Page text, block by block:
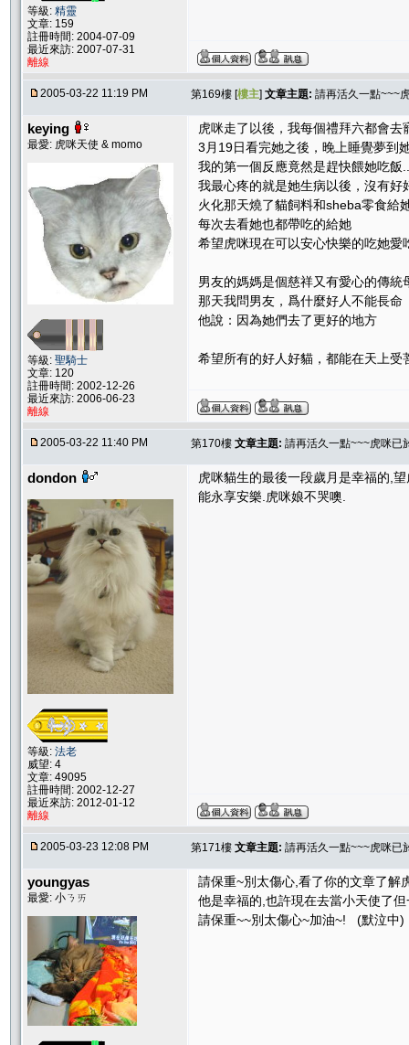
等級: 精靈
文章: 159
註冊時間: 2004-07-09
最近來訪: 2007-07-31
離線
2005-03-22 11:19 PM 第169樓 [樓主] 文章主題: 請再活久一點~~~
keying
最愛: 虎咪天使 & momo
等級: 聖騎士
文章: 120
註冊時間: 2002-12-26
最近來訪: 2006-06-23
離線
虎咪走了以後，我每個禮拜六都會去
3月19日看完她之後，晚上睡覺夢到
我的第一個反應竟然是趕快餵她吃飯
我最心疼的就是她生病以後，沒有好
火化那天燒了貓飼料和sheba零食給
每次去看她也都帶吃的給她
希望虎咪現在可以安心快樂的吃她愛
男友的媽媽是個慈祥又有愛心的傳
那天我問男友，爲什麼好人不能長命
他說：因為她們去了更好的地方
希望所有的好人好貓，都能在天上受
2005-03-22 11:40 PM 第170樓 文章主題: 請再活久一點~~~虎咪已
dondon
等級: 法老
威望: 4
文章: 49095
註冊時間: 2002-12-27
最近來訪: 2012-01-12
離線
虎咪貓生的最後一段歲月是幸福的,
能永享安樂.虎咪娘不哭噢.
2005-03-23 12:08 PM 第171樓 文章主題: 請再活久一點~~~虎咪已
youngyas
最愛: 小ㄋㄞ
請保重~別太傷心,看了你的文章了解
他是幸福的,也許現在去當小天使了
請保重~~別太傷心~加油~! (默泣中)